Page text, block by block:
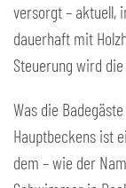
versorgt – aktuell,
dauerhaft mit
Steuerung wird
Was die
Hauptbeckens ist
dem – wie der